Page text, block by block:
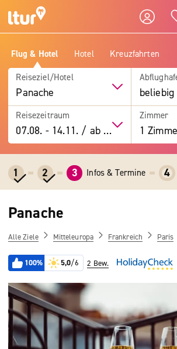
Flug & Hotel Hotel Kreuzfahrten
Reiseziel/Hotel
Panache beliebig
Reisezeitraum
07.08. -14.11. / ab 7 Tage
Zimmer
1 2 3 Infos & Termine 4
Panache
Alle Ziele Mitteleuropa Frankreich Paris
100% 5,0/6 2 Bew.